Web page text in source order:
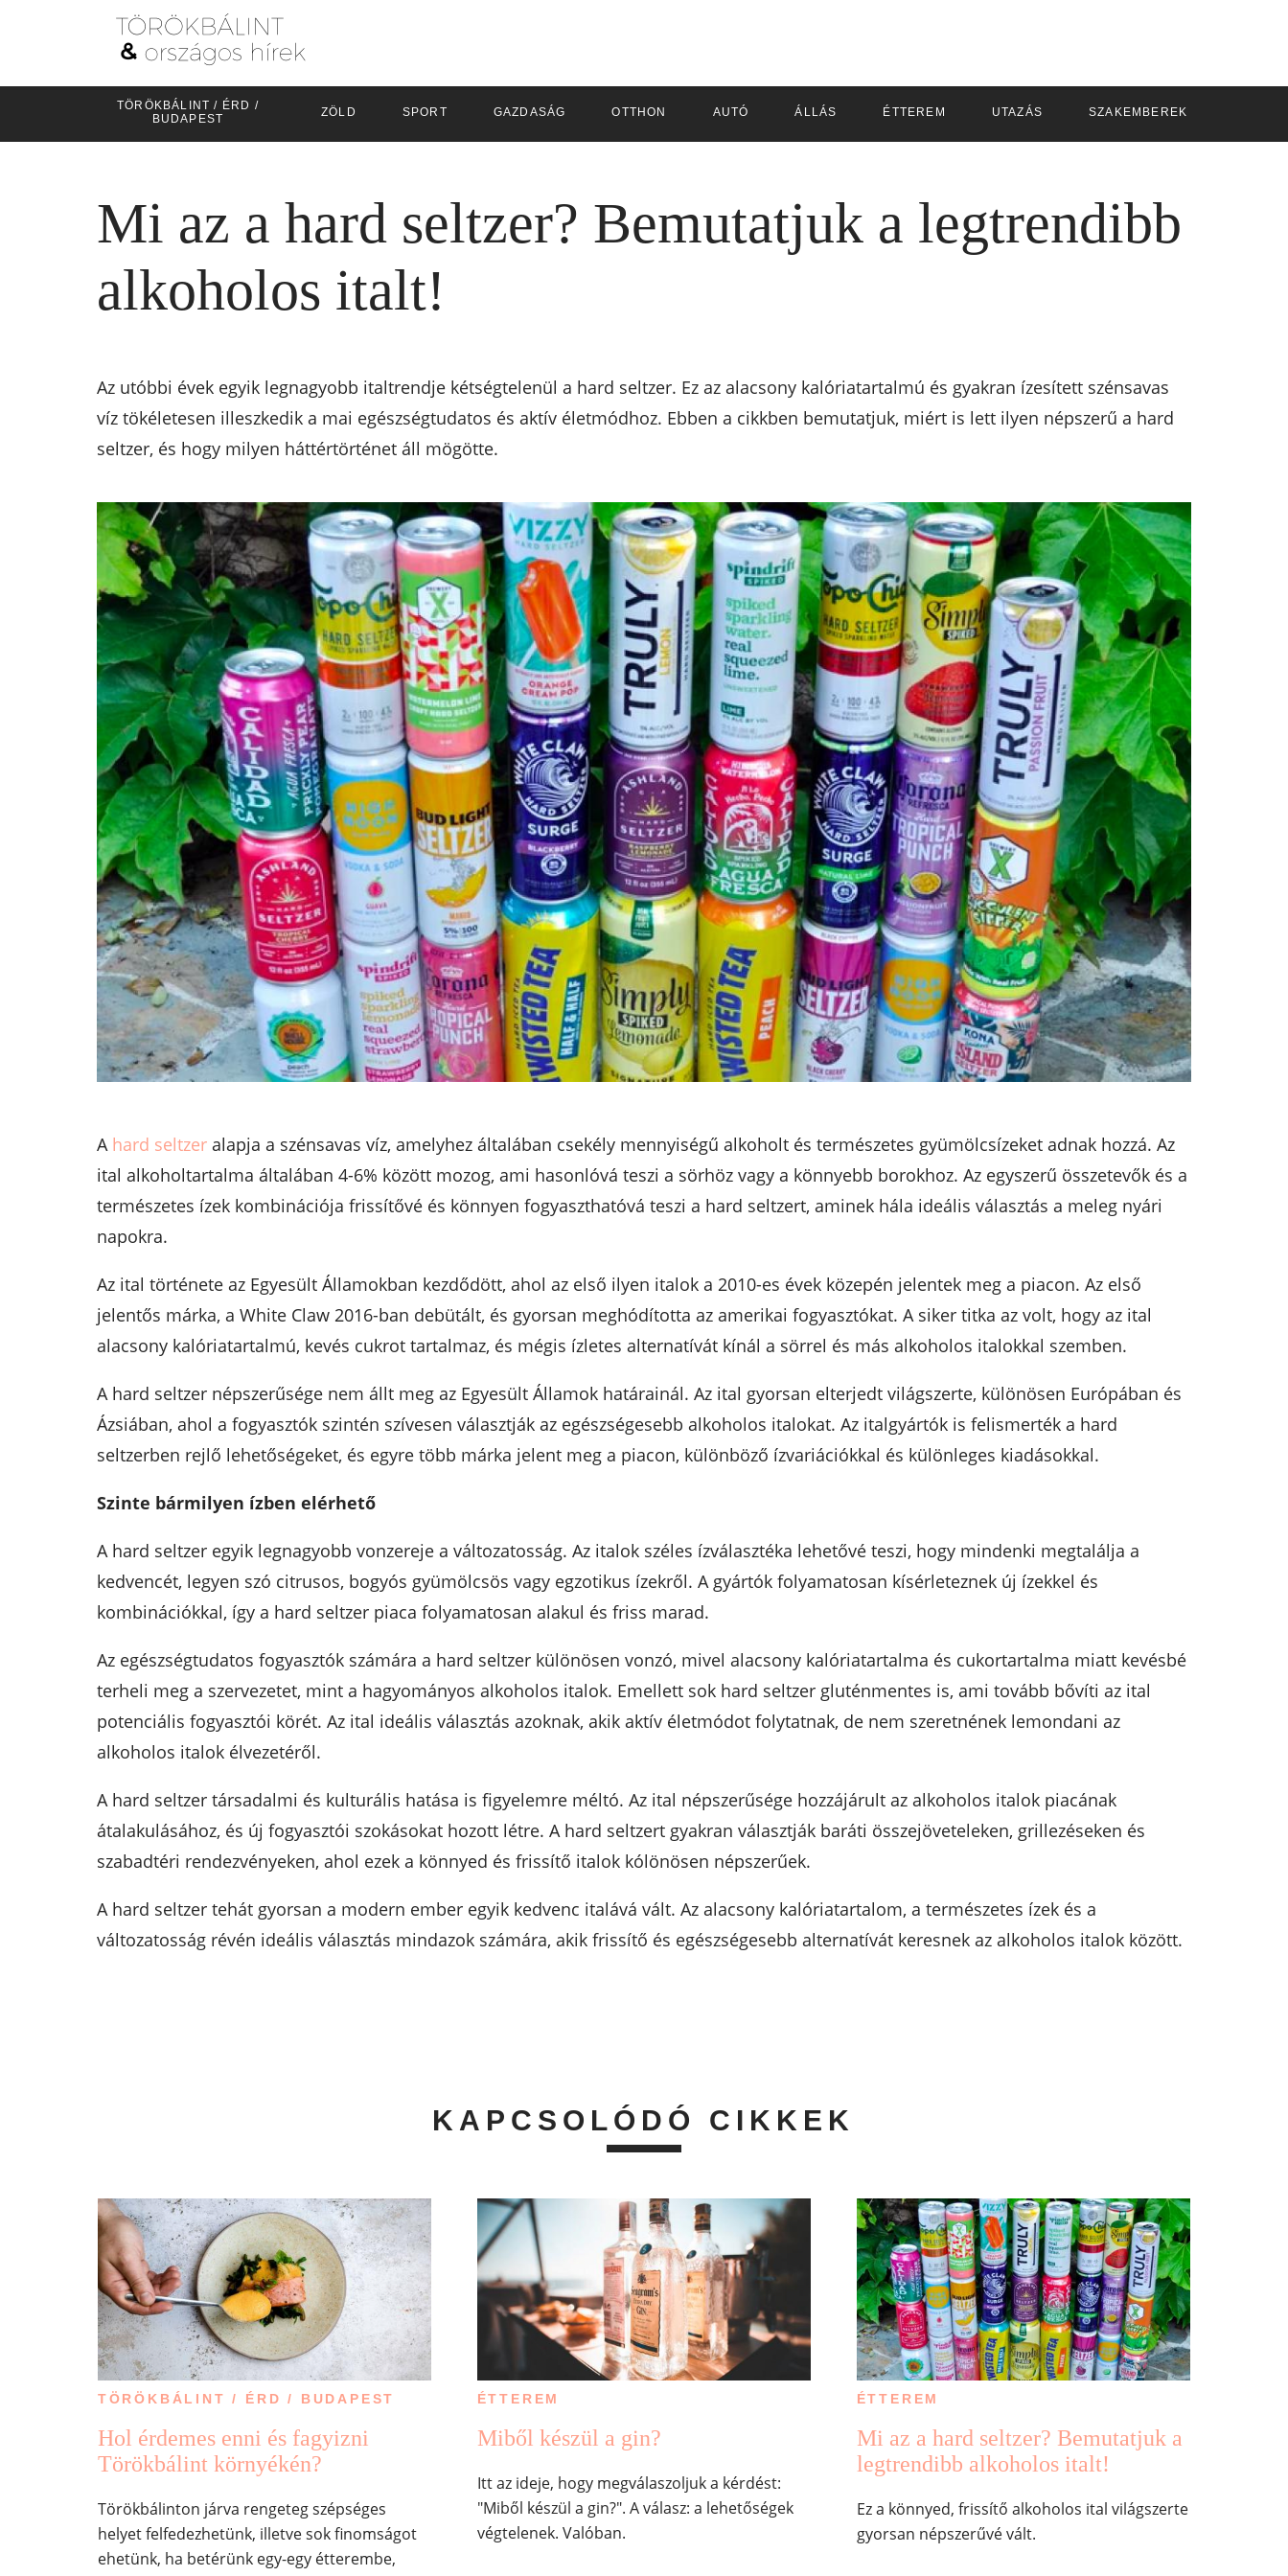
TÖRÖKBÁLINT / ÉRD /
BUDAPEST
ZÖLD SPORT GAZDASÁG OTTHON AUTÓ ÁLLÁS ÉTTEREM UTAZÁS SZAKEMBEREK
Mi az a hard seltzer? Bemutatjuk a legtrendibb
alkoholos italt!
Az utóbbi évek egyik legnagyobb italtrendje kétségtelenül a hard seltzer. Ez az alacsony kalóriatartalmú és gyakran ízesített szénsavas
víz tökéletesen illeszkedik a mai egészségtudatos és aktív életmódhoz. Ebben a cikkben bemutatjuk, miért is lett ilyen népszerű a hard
seltzer, és hogy milyen háttértörténet áll mögötte.
A hard seltzeralapja a szénsavas víz, amelyhez általában csekély mennyiségű alkoholt és természetes gyümölcsízeket adnak hozzá. Az
ital alkoholtartalma általában 4-6% között mozog, ami hasonlóvá teszi a sörhöz vagy a könnyebb borokhoz. Az egyszerű összetevők és a
természetes ízek kombinációja frissítővé és könnyen fogyaszthatóvá teszi a hard seltzert, aminek hála ideális választás a meleg nyári
napokra.
Az ital története az Egyesült Államokban kezdődött, ahol az első ilyen italok a 2010-es évek közepén jelentek meg a piacon. Az első
jelentős márka, a White Claw 2016-ban debütált, és gyorsan meghódította az amerikai fogyasztókat. A siker titka az volt, hogy az ital
alacsony kalóriatartalmú, kevés cukrot tartalmaz, és mégis ízletes alternatívát kínál a sörrel és más alkoholos italokkal szemben.
A hard seltzer népszerűsége nem állt meg az Egyesült Államok határainál. Az ital gyorsan elterjedt világszerte, különösen Európában és
Ázsiában, ahol a fogyasztók szintén szívesen választják az egészségesebb alkoholos italokat. Az italgyártók is felismerték a hard
seltzerben rejlő lehetőségeket, és egyre több márka jelent meg a piacon, különböző ízvariációkkal és különleges kiadásokkal.
Szinte bármilyen ízben elérhető
A hard seltzer egyik legnagyobb vonzereje a változatosság. Az italok széles ízválasztéka lehetővé teszi, hogy mindenki megtalálja a
kedvencét, legyen szó citrusos, bogyós gyümölcsös vagy egzotikus ízekről. A gyártók folyamatosan kísérleteznek új ízekkel és
kombinációkkal, így a hard seltzer piaca folyamatosan alakul és friss marad.
Az egészségtudatos fogyasztók számára a hard seltzer különösen vonzó, mivel alacsony kalóriatartalma és cukortartalma miatt kevésbé
terheli meg a szervezetet, mint a hagyományos alkoholos italok. Emellett sok hard seltzer gluténmentes is, ami tovább bővíti az ital
potenciális fogyasztói körét. Az ital ideális választás azoknak, akik aktív életmódot folytatnak, de nem szeretnének lemondani az
alkoholos italok élvezetéről.
A hard seltzer társadalmi és kulturális hatása is figyelemre méltó. Az ital népszerűsége hozzájárult az alkoholos italok piacának
átalakulásához, és új fogyasztói szokásokat hozott létre. A hard seltzert gyakran választják baráti összejöveteleken, grillezéseken és
szabadtéri rendezvényeken, ahol ezek a könnyed és frissítő italok kólönösen népszerűek.
A hard seltzer tehát gyorsan a modern ember egyik kedvenc italává vált. Az alacsony kalóriatartalom, a természetes ízek és a
változatosság révén ideális választás mindazok számára, akik frissítő és egészségesebb alternatívát keresnek az alkoholos italok között.
KAPCSOLÓDÓ CIKKEK
TÖRÖKBÁLINT / ÉRD / BUDAPEST
Hol érdemes enni és fagyizni
Törökbálint környékén?
Törökbálinton járva rengeteg szépséges
helyet felfedezhetünk, illetve sok finomságot
ehetünk, ha betérünk egy-egy étterembe,
ÉTTEREM
Miből készül a gin?
Itt az ideje, hogy megválaszoljuk a kérdést:
"Miből készül a gin?". A válasz: a lehetőségek
végtelenek. Valóban.
ÉTTEREM
Mi az a hard seltzer? Bemutatjuk a
legtrendibb alkoholos italt!
Ez a könnyed, frissítő alkoholos ital világszerte
gyorsan népszerűvé vált.